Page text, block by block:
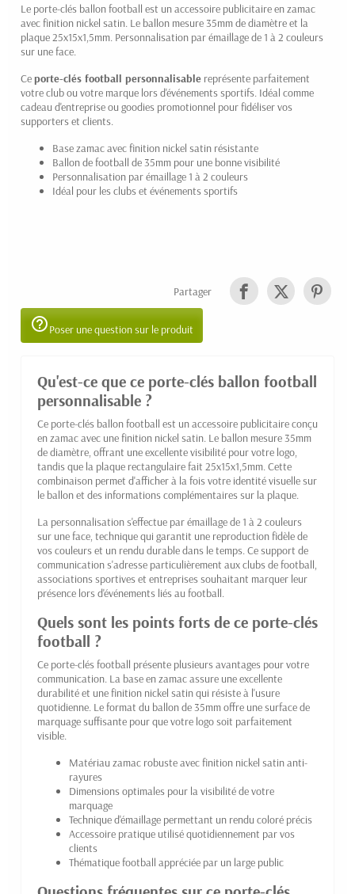
Le porte-clés ballon football est un accessoire publicitaire en zamac
avec finition nickel satin. Le ballon mesure 35mm de diamètre et la
plaque 25x15x1,5mm. Personnalisation par émaillage de 1 à 2 couleurs
sur une face.
Ceporte-clés football personnalisable représente parfaitement
votre club ou votre marque lors d'événements sportifs. Idéal comme
cadeau d'entreprise ou goodies promotionnel pour fidéliser vos
supporters et clients.
Base zamac avec finition nickel satin résistante
Ballon de football de 35mm pour une bonne visibilité
Personnalisation par émaillage 1 à 2 couleurs
Idéal pour les clubs et événements sportifs
Partager
help_outlinePoser une question sur le produit
Qu'est-ce que ce porte-clés ballon football
personnalisable ?
Ce porte-clés ballon football est un accessoire publicitaire conçu
en zamac avec une finition nickel satin. Le ballon mesure 35mm
de diamètre, offrant une excellente visibilité pour votre logo,
tandis que la plaque rectangulaire fait 25x15x1,5mm. Cette
combinaison permet d'afficher à la fois votre identité visuelle sur
le ballon et des informations complémentaires sur la plaque.
La personnalisation s'effectue par émaillage de 1 à 2 couleurs
sur une face, technique qui garantit une reproduction fidèle de
vos couleurs et un rendu durable dans le temps. Ce support de
communication s'adresse particulièrement aux clubs de football,
associations sportives et entreprises souhaitant marquer leur
présence lors d'événements liés au football.
Quels sont les points forts de ce porte-clés
football ?
Ce porte-clés football présente plusieurs avantages pour votre
communication. La base en zamac assure une excellente
durabilité et une finition nickel satin qui résiste à l'usure
quotidienne. Le format du ballon de 35mm offre une surface de
marquage suffisante pour que votre logo soit parfaitement
visible.
Matériau zamac robuste avec finition nickel satin anti-
rayures
Dimensions optimales pour la visibilité de votre
marquage
Technique d'émaillage permettant un rendu coloré précis
Accessoire pratique utilisé quotidiennement par vos
clients
Thématique football appréciée par un large public